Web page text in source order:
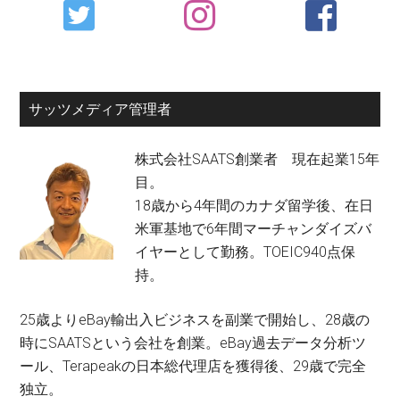
Sidebar
サッツメディア管理者
株式会社SAATS創業者 現在起業15年
目。
18歳から4年間のカナダ留学後、在日
米軍基地で6年間マーチャンダイズバ
イヤーとして勤務。TOEIC940点保
持。
25歳よりeBay輸出入ビジネスを副業で開始し、28歳の
時にSAATSという会社を創業。eBay過去データ分析ツ
ール、Terapeakの日本総代理店を獲得後、29歳で完全
独立。